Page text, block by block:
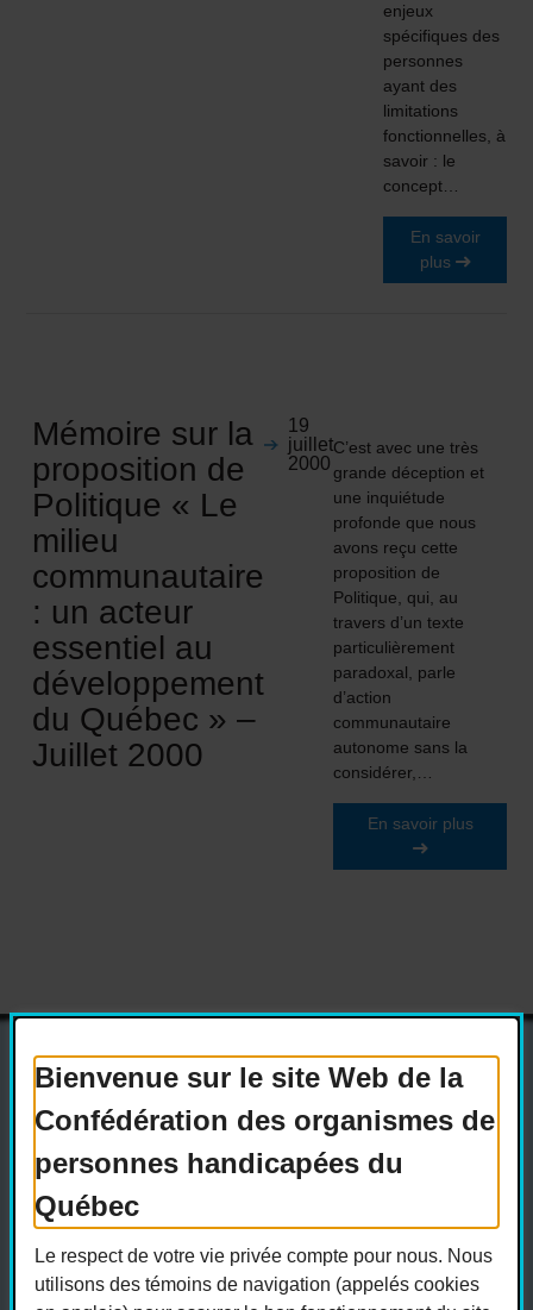
Bienvenue sur le site Web de la
Confédération des organismes de
personnes handicapées du
Québec
Le respect de votre vie privée compte pour nous. Nous
utilisons des témoins de navigation (appelés cookies
enjeux
spécifiques des
personnes
ayant des
limitations
fonctionnelles, à
savoir : le
concept…
En savoir
plus
Mémoire sur la
proposition de
Politique « Le
milieu
communautaire
: un acteur
essentiel au
développement
du Québec » –
Juillet 2000
19
juillet
2000
C’est avec une très
grande déception et
une inquiétude
profonde que nous
avons reçu cette
proposition de
Politique, qui, au
travers d’un texte
particulièrement
paradoxal, parle
d’action
communautaire
autonome sans la
considérer,…
En savoir plus
Actualités
Devenir membre
Nous joindre
Nous recrutons
Guide sur l’accessibilité universelle